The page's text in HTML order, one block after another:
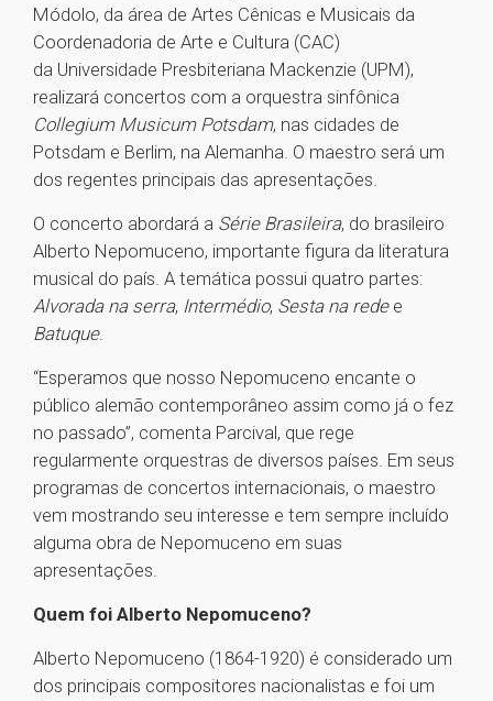
Módolo, da área de Artes Cênicas e Musicais da
Coordenadoria de Arte e Cultura (CAC)
da Universidade Presbiteriana Mackenzie (UPM),
realizará concertos com a orquestra sinfônica
Collegium Musicum Potsdam, nas cidades de
Potsdam e Berlim, na Alemanha. O maestro será um
dos regentes principais das apresentações.
O concerto abordará a Série Brasileira, do brasileiro
Alberto Nepomuceno, importante figura da literatura
musical do país. A temática possui quatro partes:
Alvorada na serra, Intermédio, Sesta na redee
Batuque.
“Esperamos que nosso Nepomuceno encante o
público alemão contemporâneo assim como já o fez
no passado”, comenta Parcival, que rege
regularmente orquestras de diversos países. Em seus
programas de concertos internacionais, o maestro
vem mostrando seu interesse e tem sempre incluído
alguma obra de Nepomuceno em suas
apresentações.
Quem foi Alberto Nepomuceno?
Alberto Nepomuceno (1864-1920) é considerado um
dos principais compositores nacionalistas e foi um